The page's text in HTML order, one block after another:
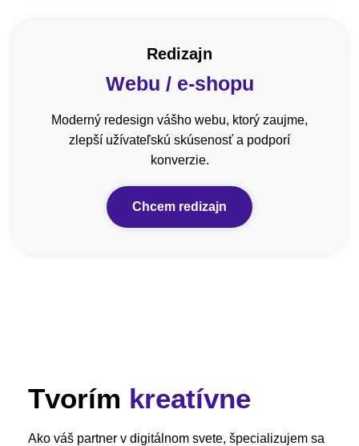
Redizajn
Webu / e-shopu
Moderný redesign vášho webu, ktorý zaujme,
zlepší užívateľskú skúsenosť a podporí
konverzie.
Chcem redizajn
Tvorím kreatívne
Ako váš partner v digitálnom svete, špecializujem sa